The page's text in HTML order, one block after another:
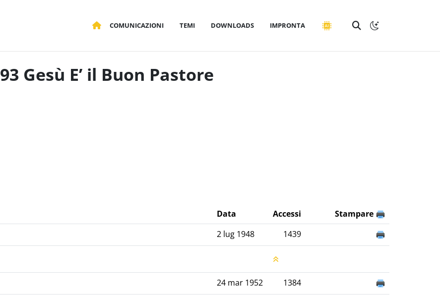
COMUNICAZIONI TEMI DOWNLOADS IMPRONTA
93 Gesù E’ il Buon Pastore
Data Accessi
Stampare
2 lug 1948 1439
24 mar 1952
1384